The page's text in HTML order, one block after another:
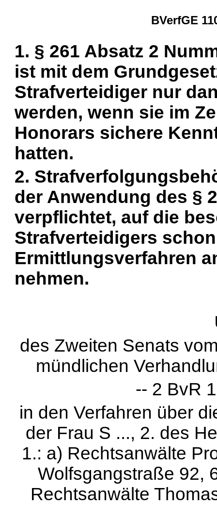
BVerfGE
1. § 261 Absatz 2
ist mit dem
Strafverteidiger nur
werden, wenn sie im
Honorars sichere
hatten.
2.
der Anwendung des §
verpflichtet, auf die
Strafverteidigers
Ermittlungsverfahren
nehmen.
des Zweiten Senats
mündlichen
-- 2 BvR
in den Verfahren über
der Frau S ..., 2. des
1.: a) Rechtsanwälte
Wolfsgangstraße 92,
Rechtsanwälte